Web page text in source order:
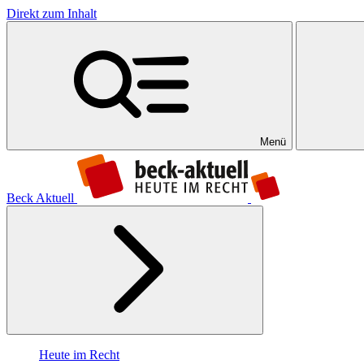
Direkt zum Inhalt
Menü
Beck Aktuell
Heute im Recht